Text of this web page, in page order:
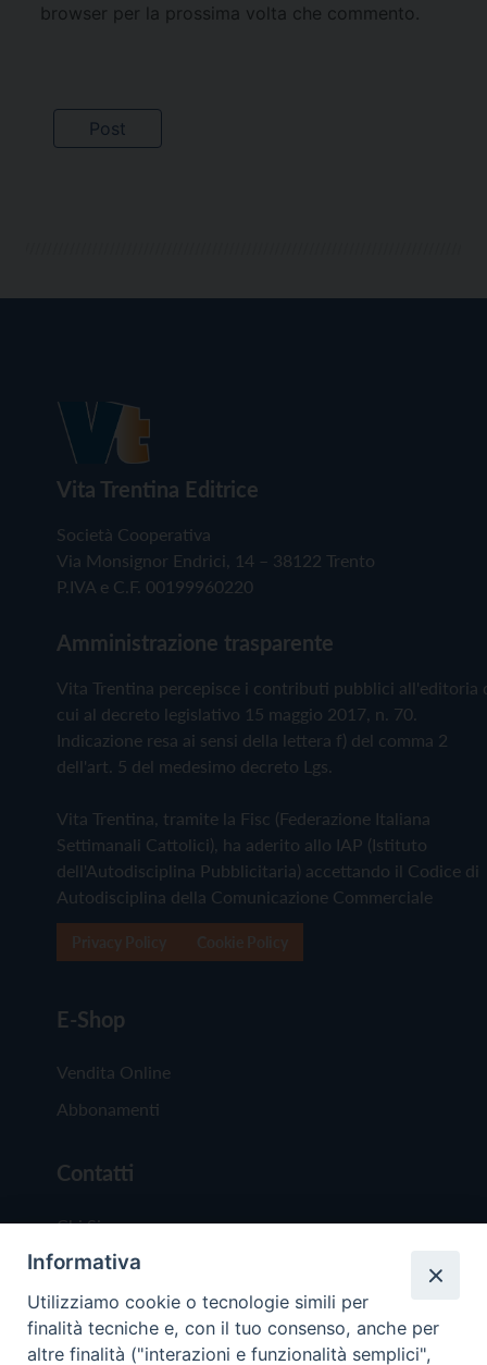
browser per la prossima volta che commento.
Vita Trentina Editrice
Società Cooperativa
Via Monsignor Endrici, 14 – 38122 Trento
P.IVA e C.F. 00199960220
Amministrazione trasparente
Vita Trentina percepisce i contributi pubblici all'editoria
cui al decreto legislativo 15 maggio 2017, n. 70.
Indicazione resa ai sensi della lettera f) del comma 2
dell'art. 5 del medesimo decreto Lgs.
Vita Trentina, tramite la Fisc (Federazione Italiana
Settimanali Cattolici), ha aderito allo IAP (Istituto
dell'Autodisciplina Pubblicitaria) accettando il Codice di
Autodisciplina della Comunicazione Commerciale
E-Shop
Vendita Online
Abbonamenti
Contatti
Chi Siamo
Redazione
Scrivici
Informativa
Utilizziamo cookie o tecnologie simili per
finalità tecniche e, con il tuo consenso, anche per
altre finalità ("interazioni e funzionalità semplici",